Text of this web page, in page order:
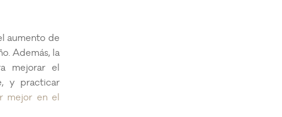
aumento de
Además, la
mejorar el
y practicar
mejor en el